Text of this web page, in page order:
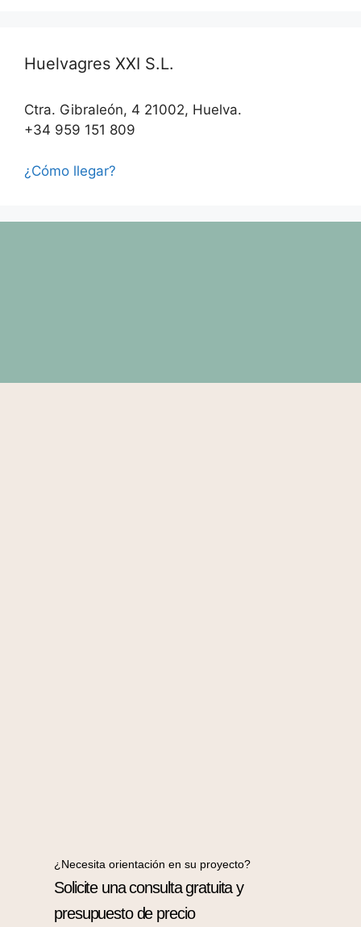
Huelvagres XXI S.L.
Ctra. Gibraleón, 4 21002, Huelva.
+34 959 151 809
¿Cómo llegar?
¿Necesita orientación en su proyecto?
Solicite una consulta gratuita y
presupuesto de precio